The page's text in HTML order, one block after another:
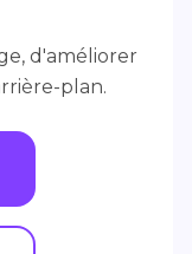
d'améliorer
plan.